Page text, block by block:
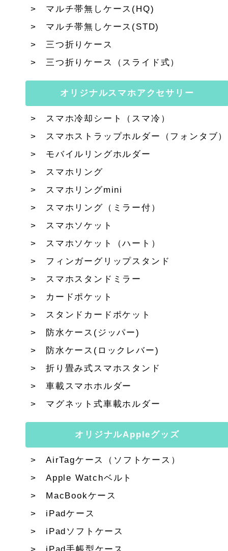
マルチ帯無しケース(HQ)
マルチ帯無しケース(STD)
三つ折りケース
三つ折りケース（スライド式）
オリジナルスマホアクセサリー
スマホ冷却シート（スマ冷）
スマホストラップホルダー（フォンタブ）
モバイルリングホルダー
スマホリング
スマホリングmini
スマホリング（ミラー付）
スマホソケット
スマホソケット（ハート）
フィンガーグリップスタンド
スマホスタンドミラー
カードポケット
スタンドカードポケット
防水ケース(ジッパー)
防水ケース(ロックレバー)
折り畳み式スマホスタンド
車載スマホホルダー
マグネット式車載ホルダー
オリジナルAppleグッズ
AirTagケース（ソフトケース）
Apple Watchベルト
MacBookケース
iPadケース
iPadソフトケース